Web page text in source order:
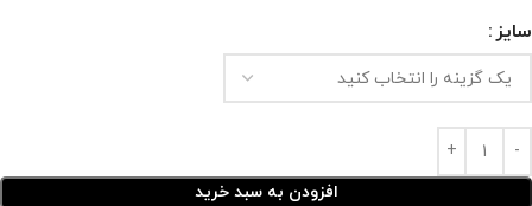
سایز
افزودن به سبد خرید